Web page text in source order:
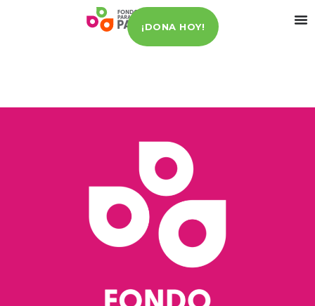
¡DONA HOY!
Principales especies de leña utilizadas en Calakmul y